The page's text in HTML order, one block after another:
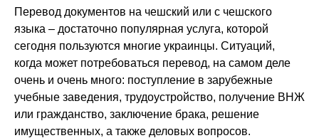
Перевод документов на чешский или с чешского
языка – достаточно популярная услуга, которой
сегодня пользуются многие украинцы. Ситуаций,
когда может потребоваться перевод, на самом деле
очень и очень много: поступление в зарубежные
учебные заведения, трудоустройство, получение ВНЖ
или гражданство, заключение брака, решение
имущественных, а также деловых вопросов.